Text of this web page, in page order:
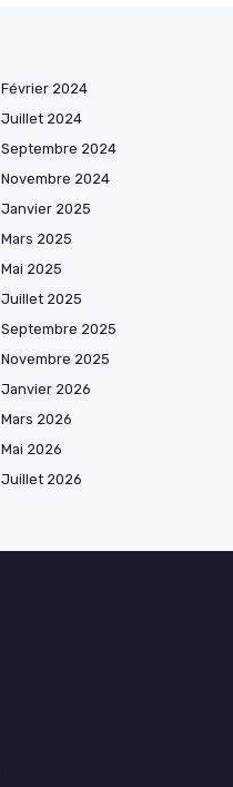
Février 2024
Juillet 2024
Septembre 2024
Novembre 2024
Janvier 2025
Mars 2025
Mai 2025
Juillet 2025
Septembre 2025
Novembre 2025
Janvier 2026
Mars 2026
Mai 2026
Juillet 2026